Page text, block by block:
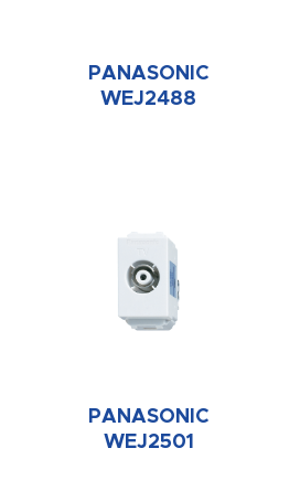
PANASONIC
WEJ2488
PANASONIC
WEJ2501